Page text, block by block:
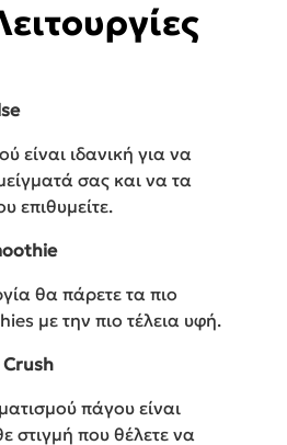
είναι ιδανική για να
σας και να τα
επιθυμείτε.
θα πάρετε τα πιο
με την πιο τέλεια υφή.
Crush
πάγου είναι
στιγμή που θέλετε να